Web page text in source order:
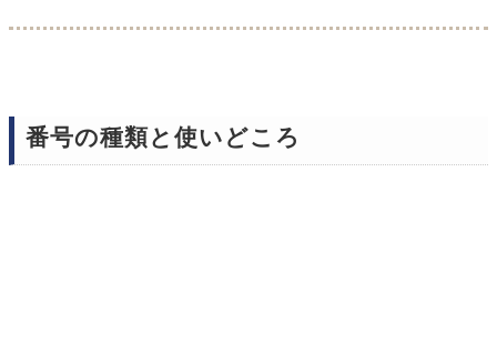
番号の種類と使いどころ